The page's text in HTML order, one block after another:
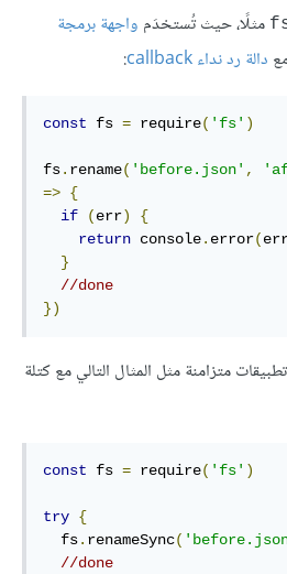
مثلًا، حيث تُستخدَم واجهة برمجة
دالة رد نداء callback :
const fs = require( 'fs' )
fs. rename( 'before.json' ,
=> {
if
(err)
{
return console. error(
}
//done
})
متزامنة مثل المثال التالي مع كتلة
const fs = require( 'fs' )
try {
  fs
. renameSync(
//done